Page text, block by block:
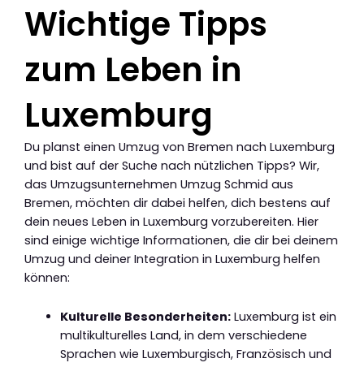
Wichtige Tipps
zum Leben in
Luxemburg
Du planst einen Umzug von Bremen nach Luxemburg
und bist auf der Suche nach nützlichen Tipps? Wir,
das Umzugsunternehmen Umzug Schmid aus
Bremen, möchten dir dabei helfen, dich bestens auf
dein neues Leben in Luxemburg vorzubereiten. Hier
sind einige wichtige Informationen, die dir bei deinem
Umzug und deiner Integration in Luxemburg helfen
können:
Kulturelle Besonderheiten:Luxemburg ist ein
multikulturelles Land, in dem verschiedene
Sprachen wie Luxemburgisch, Französisch und